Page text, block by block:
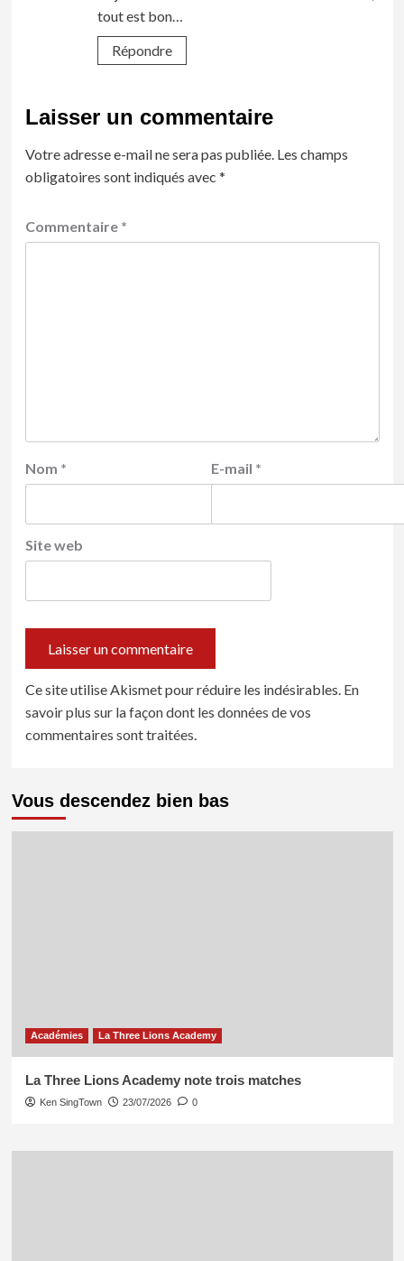
tout est bon…
Répondre
Laisser un commentaire
Votre adresse e-mail ne sera pas publiée. Les champs
obligatoires sont indiqués avec *
Commentaire *
Nom * E-mail *
Site web
Ce site utilise Akismet pour réduire les indésirables. En
savoir plus sur la façon dont les données de vos
commentaires sont traitées.
Vous descendez bien bas
Académies La Three Lions Academy
La Three Lions Academy note trois matches
Ken SingTown 23/07/2026 0